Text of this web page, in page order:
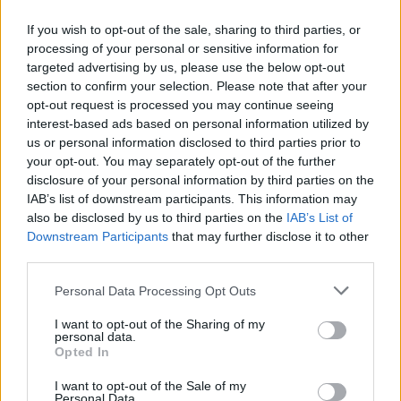
If you wish to opt-out of the sale, sharing to third parties, or
processing of your personal or sensitive information for
targeted advertising by us, please use the below opt-out
section to confirm your selection. Please note that after your
opt-out request is processed you may continue seeing
interest-based ads based on personal information utilized by
us or personal information disclosed to third parties prior to
your opt-out. You may separately opt-out of the further
disclosure of your personal information by third parties on the
IAB’s list of downstream participants. This information may
also be disclosed by us to third parties on the IAB’s List of
Downstream Participants that may further disclose it to other
Personal Data Processing Opt Outs
I want to opt-out of the Sharing of my
personal data.
Opted In
I want to opt-out of the Sale of my
Pacolli për Aeroportin e
Vlorës: Dështimi i parë i
Mabetex, çështjen do ta
çojmë në arbitrazh dhe
drejtësi
Trump favorizon JD
Vance si pasues të
mundshëm për zgjedhjet
presidenciale të vitit
2028, sipas “The
Washington Post
Miri rrëfen si ka ndryshuar
daljes nga Big Brother
Katër pistoleta Glock u
arrestuari në Sarandë: Më